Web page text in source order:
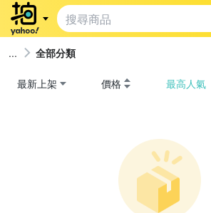
全部分類
最新上架 價格 最高人氣